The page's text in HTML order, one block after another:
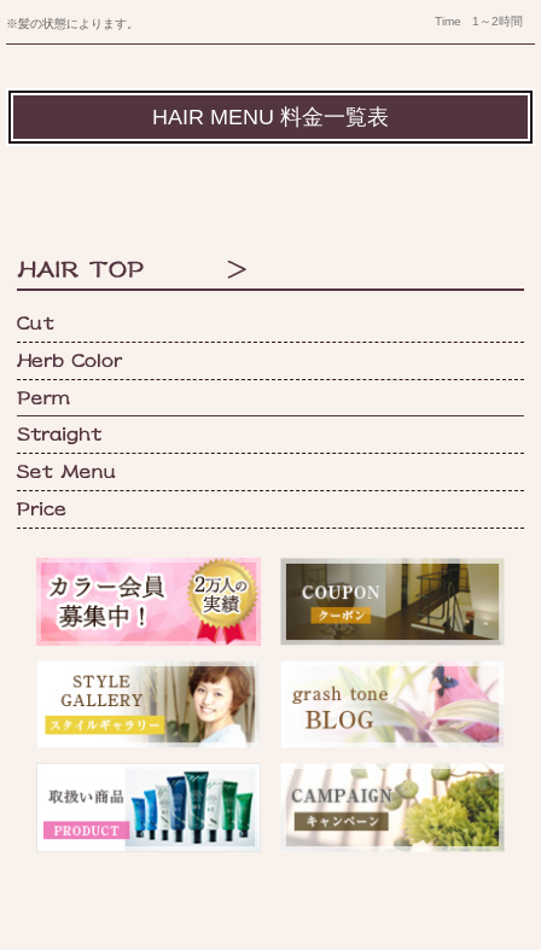
※髪の状態によります。 Time 1～2時間
HAIR MENU 料金一覧表